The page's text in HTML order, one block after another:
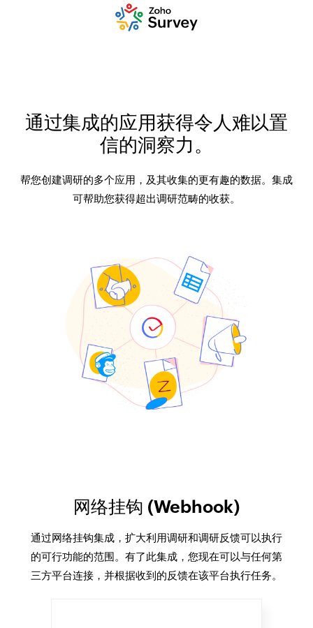
通过集成的应用获得令人难以置
信的洞察力。
帮您创建调研的多个应用，及其收集的更有趣的数据。集成
可帮助您获得超出调研范畴的收获。
网络挂钩 (Webhook)
通过网络挂钩集成，扩大利用调研和调研反馈可以执行
的可行功能的范围。有了此集成，您现在可以与任何第
三方平台连接，并根据收到的反馈在该平台执行任务。